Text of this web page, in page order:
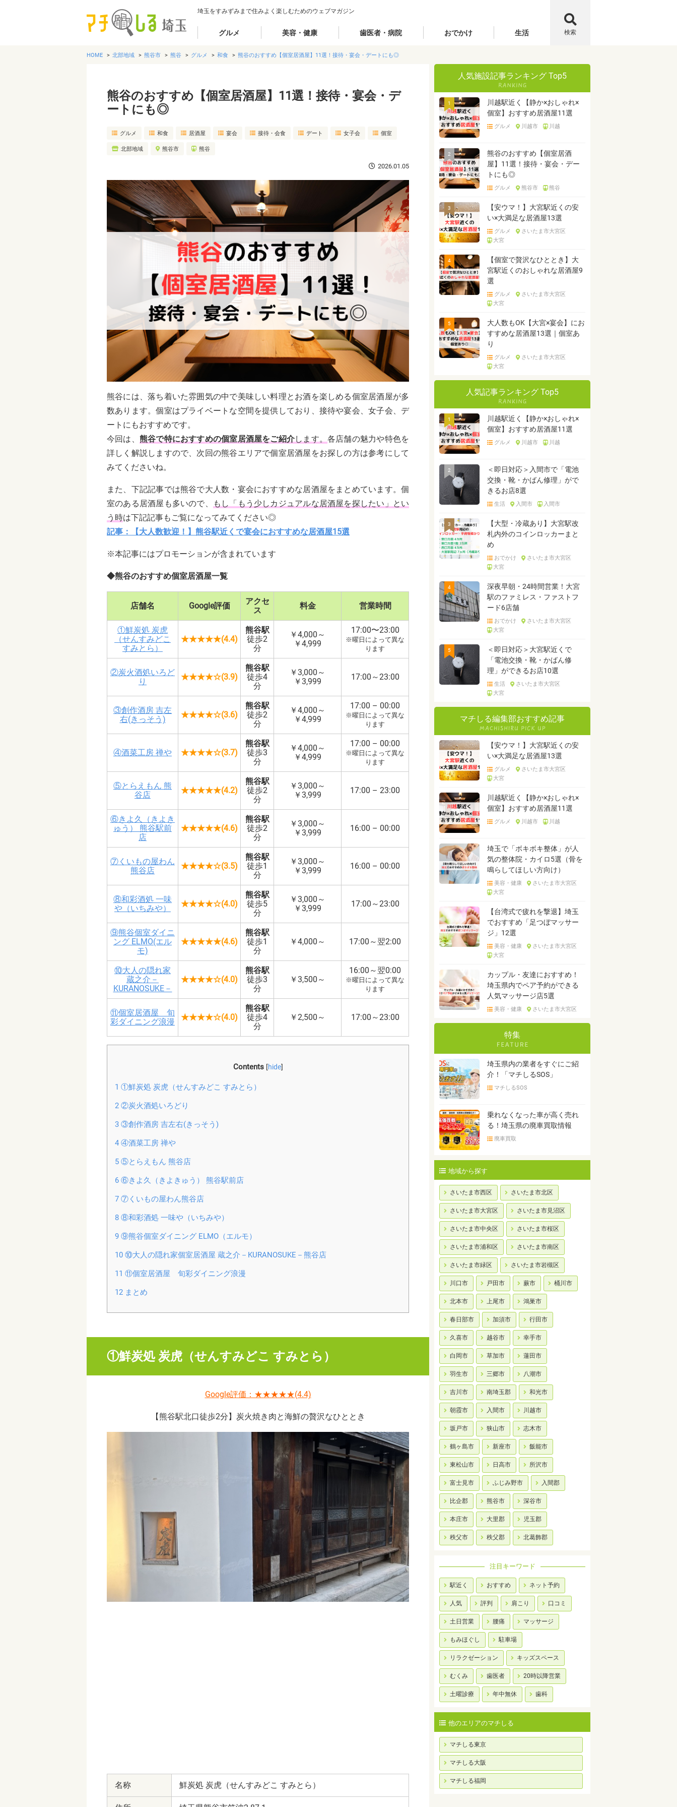
埼玉をすみずみまで住みよく楽しむためのウェブマガジン
グルメ 美容・健康 歯医者・病院 おでかけ 生活 検索
HOME 北部地域 熊谷市 熊谷 グルメ 和食 熊谷のおすすめ【個室居酒屋】11選！接待・宴会・デートにも◎
熊谷のおすすめ【個室居酒屋】11選！接待・宴会・デ
ートにも◎
グルメ 和食 居酒屋 宴会 接待・会食 デート 女子会 個室
北部地域 熊谷市 熊谷
2026.01.05
熊谷には、落ち着いた雰囲気の中で美味しい料理とお酒を楽しめる個室居酒屋が多
数あります。個室はプライベートな空間を提供しており、接待や宴会、女子会、デ
ートにもおすすめです。
今回は、 熊谷で特におすすめの個室居酒屋をご紹介します。各店舗の魅力や特色を
詳しく解説しますので、次回の熊谷エリアで個室居酒屋をお探しの方は参考にして
みてくださいね。
また、下記記事では熊谷で大人数・宴会におすすめな居酒屋をまとめています。個
室のある居酒屋も多いので、
もし「もう少しカジュアルな居酒屋を探したい」とい
う時は下記記事もご覧になってみてください◎
記事：【大人数歓迎！】熊谷駅近くで宴会におすすめな居酒屋15選
※本記事にはプロモーションが含まれています
◆熊谷のおすすめ個室居酒屋一覧
店舗名 Google評価
アクセ
ス
料金 営業時間
①鮮炭処 炭虎
（せんすみどこ
すみとら）
★★★★★(4.4)
熊谷駅
徒歩2
分
￥4,000～
￥4,999
17:00〜23:00
※曜日によって異な
ります
②炭火酒処いろど
り
★★★★☆(3.9)
熊谷駅
徒歩4
分
￥3,000～
￥3,999
17:00～23:00
③創作酒房 吉左
右(きっそう)
★★★★☆(3.6)
熊谷駅
徒歩2
分
￥4,000～
￥4,999
17:00 – 00:00
※曜日によって異な
ります
④酒菜工房 禅や ★★★★☆(3.7)
熊谷駅
徒歩3
分
￥4,000～
￥4,999
17:00 – 00:00
※曜日によって異な
ります
⑤とらえもん 熊
谷店
★★★★★(4.2)
熊谷駅
徒歩2
分
￥3,000～
￥3,999
17:00 – 23:00
⑥きよ久（きよき
ゅう） 熊谷駅前
店
★★★★★(4.6)
熊谷駅
徒歩2
分
￥3,000～
￥3,999
16:00 – 00:00
⑦くいもの屋わん
熊谷店
★★★★☆(3.5)
熊谷駅
徒歩1
分
￥3,000～
￥3,999
16:00 – 00:00
⑧和彩酒処 一味
や（いちみや）
★★★★☆(4.0)
熊谷駅
徒歩5
分
￥3,000～
￥3,999
17:00～23:00
⑨熊谷個室ダイニ
ング ELMO(エル
モ)
★★★★★(4.6)
熊谷駅
徒歩1
分
￥4,000～ 17:00～翌2:00
⑩大人の隠れ家
蔵之介－
KURANOSUKE－
★★★★☆(4.0)
熊谷駅
徒歩3
分
￥3,500～
16:00～翌0:00
※曜日によって異な
ります
⑪個室居酒屋 旬
彩ダイニング浪漫
★★★★☆(4.0)
熊谷駅
徒歩4
分
￥2,500～ 17:00～23:00
Contents [hide]
1 ①鮮炭処 炭虎（せんすみどこ すみとら）
2②炭火酒処いろどり
3③創作酒房 吉左右(きっそう)
4④酒菜工房 禅や
5⑤とらえもん 熊谷店
6⑥きよ久（きよきゅう） 熊谷駅前店
7⑦くいもの屋わん熊谷店
8⑧和彩酒処 一味や（いちみや）
9⑨熊谷個室ダイニング ELMO（エルモ）
10⑩大人の隠れ家個室居酒屋 蔵之介－KURANOSUKE－熊谷店
11 ⑪個室居酒屋 旬彩ダイニング浪漫
12まとめ
①鮮炭処 炭虎（せんすみどこ すみとら）
Google評価：★★★★★(4.4)
【熊谷駅北口徒歩2分】炭火焼き肉と海鮮の贅沢なひととき
名称 鮮炭処 炭虎（せんすみどこ すみとら）
人気施設記事ランキング Top5
1
川越駅近く【静か×おしゃれ×
個室】おすすめ居酒屋11選
グルメ 川越市 川越
2
熊谷のおすすめ【個室居酒
屋】11選！接待・宴会・デー
トにも◎
グルメ 熊谷市 熊谷
3
【安ウマ！】大宮駅近くの安
い×大満足な居酒屋13選
グルメ
さいたま市大宮区
大宮
4
【個室で贅沢なひととき】大
宮駅近くのおしゃれな居酒屋9
選
グルメ
さいたま市大宮区
大宮
5
大人数もOK【大宮×宴会】にお
すすめな居酒屋13選｜個室あ
り
グルメ
さいたま市大宮区
大宮
人気記事ランキング Top5
1
川越駅近く【静か×おしゃれ×
個室】おすすめ居酒屋11選
グルメ 川越市 川越
2
＜即日対応＞入間市で「電池
交換・靴・かばん修理」がで
きるお店8選
生活 入間市 入間市
3
【大型・冷蔵あり】大宮駅改
札内外のコインロッカーまと
め
おでかけ
さいたま市大宮区
大宮
4
深夜早朝・24時間営業！大宮
駅のファミレス・ファストフ
ード6店舗
おでかけ
さいたま市大宮区
大宮
5
＜即日対応＞大宮駅近くで
「電池交換・靴・かばん修
理」ができるお店10選
生活
さいたま市大宮区
大宮
マチしる編集部おすすめ記事
【安ウマ！】大宮駅近くの安
い×大満足な居酒屋13選
グルメ
さいたま市大宮区
大宮
川越駅近く【静か×おしゃれ×
個室】おすすめ居酒屋11選
グルメ 川越市 川越
埼玉で「ボキボキ整体」が人
気の整体院・カイロ5選（骨を
鳴らしてほしい方向け）
美容・健康
さいたま市大宮区
大宮
【台湾式で疲れを撃退】埼玉
でおすすめ「足つぼマッサー
ジ」12選
美容・健康
さいたま市大宮区
大宮
カップル・友達におすすめ！
埼玉県内でペア予約ができる
人気マッサージ店5選
美容・健康 さいたま市大宮区
特集
埼玉県内の業者をすぐにご紹
介！「マチしるSOS」
マチしるSOS
乗れなくなった車が高く売れ
る！埼玉県の廃車買取情報
廃車買取
地域から探す
さいたま市西区 さいたま市北区
さいたま市大宮区 さいたま市見沼区
さいたま市中央区 さいたま市桜区
さいたま市浦和区 さいたま市南区
さいたま市緑区 さいたま市岩槻区
川口市 戸田市 蕨市 桶川市
北本市 上尾市 鴻巣市
春日部市 加須市 行田市
久喜市 越谷市 幸手市
白岡市 草加市 蓮田市
羽生市 三郷市 八潮市
吉川市 南埼玉郡 和光市
朝霞市 入間市 川越市
坂戸市 狭山市 志木市
鶴ヶ島市 新座市 飯能市
東松山市 日高市 所沢市
富士見市 ふじみ野市 入間郡
比企郡 熊谷市 深谷市
本庄市 大里郡 児玉郡
秩父市 秩父郡 北葛飾郡
注目キーワード
駅近く おすすめ ネット予約
人気 評判 肩こり 口コミ
土日営業 腰痛 マッサージ
もみほぐし 駐車場
リラクゼーション キッズスペース
むくみ 歯医者 20時以降営業
土曜診療 年中無休 歯科
他のエリアのマチしる
マチしる東京
マチしる大阪
マチしる福岡